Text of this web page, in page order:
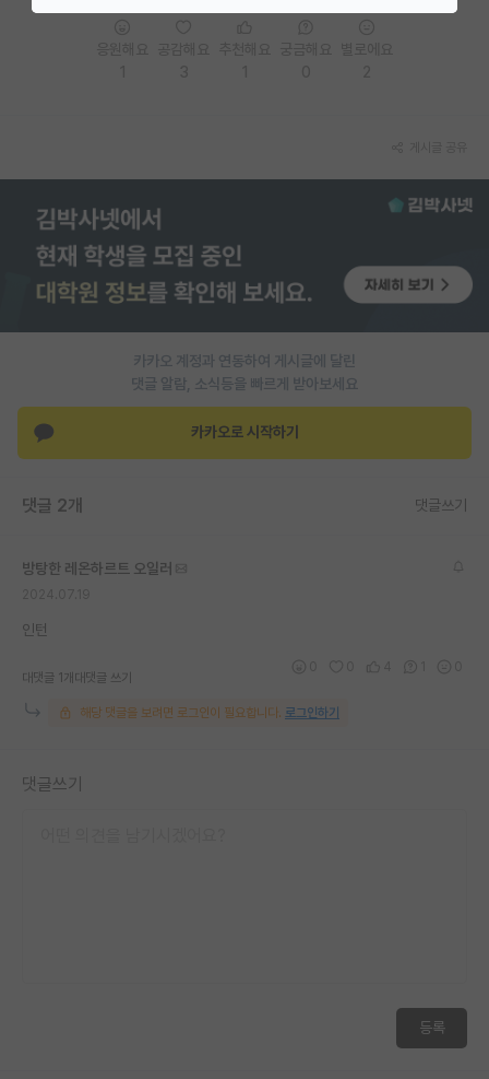
취업 게시판
임용 후기 게시판
PI 전용 게시판
특수/전문대학원 게시판
학술 정보 게시판
홍보 게시판
재팬라운지 🌸
카카오 계정과 연동하여 게시글에 달린
댓글 알람, 소식등을 빠르게 받아보세요
카카오로 시작하기
댓글 2개 댓글쓰기
방탕한 레온하르트 오일러
인턴
대댓글 1개 대댓글 쓰기
해당 댓글을 보려면 로그인이 필요합니다. 로그인하기
댓글쓰기
등록